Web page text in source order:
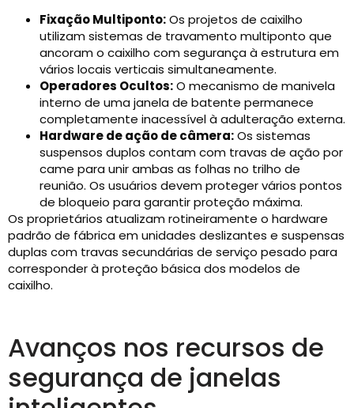
Fixação Multiponto:Os projetos de caixilho
utilizam sistemas de travamento multiponto que
ancoram o caixilho com segurança à estrutura em
vários locais verticais simultaneamente.
Operadores Ocultos:O mecanismo de manivela
interno de uma janela de batente permanece
completamente inacessível à adulteração externa.
Hardware de ação de câmera:Os sistemas
suspensos duplos contam com travas de ação por
came para unir ambas as folhas no trilho de
reunião. Os usuários devem proteger vários pontos
de bloqueio para garantir proteção máxima.
Os proprietários atualizam rotineiramente o hardware
padrão de fábrica em unidades deslizantes e suspensas
duplas com travas secundárias de serviço pesado para
corresponder à proteção básica dos modelos de
caixilho.
Avanços nos recursos de
segurança de janelas